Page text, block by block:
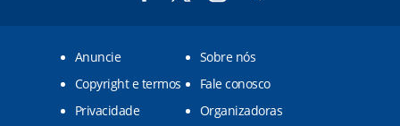
Anuncie
Sobre nós
Copyright e termos
Fale conosco
Privacidade
Organizadoras